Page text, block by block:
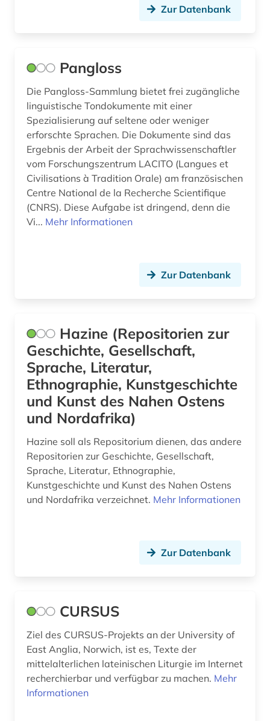
Zur Datenbank
Pangloss
Die Pangloss-Sammlung bietet frei zugängliche
linguistische Tondokumente mit einer
Spezialisierung auf seltene oder weniger
erforschte Sprachen. Die Dokumente sind das
Ergebnis der Arbeit der Sprachwissenschaftler
vom Forschungszentrum LACITO (Langues et
Civilisations à Tradition Orale) am französischen
Centre National de la Recherche Scientifique
(CNRS). Diese Aufgabe ist dringend, denn die
Vi... Mehr Informationen
Zur Datenbank
Hazine (Repositorien zur
Geschichte, Gesellschaft,
Sprache, Literatur,
Ethnographie, Kunstgeschichte
und Kunst des Nahen Ostens
und Nordafrika)
Hazine soll als Repositorium dienen, das andere
Repositorien zur Geschichte, Gesellschaft,
Sprache, Literatur, Ethnographie,
Kunstgeschichte und Kunst des Nahen Ostens
und Nordafrika verzeichnet. Mehr Informationen
Zur Datenbank
CURSUS
Ziel des CURSUS-Projekts an der University of
East Anglia, Norwich, ist es, Texte der
mittelalterlichen lateinischen Liturgie im Internet
recherchierbar und verfügbar zu machen. Mehr
Informationen